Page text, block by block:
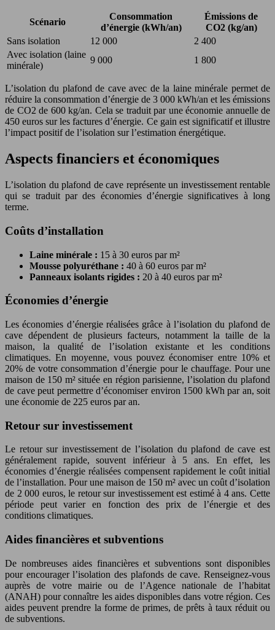
Scénario
Consommation
d’énergie (kWh/an)
Émissions de
CO2 (kg/an)
Sans isolation
12 000
2 400
Avec isolation (laine
minérale)
9 000 1 800
L’isolation du plafond de cave avec de la laine minérale permet de
réduire la consommation d’énergie de 3 000 kWh/an et les émissions
de CO2 de 600 kg/an. Cela se traduit par une économie annuelle de
450 euros sur les factures d’énergie. Ce gain est significatif et illustre
l’impact positif de l’isolation sur l’estimation énergétique.
Aspects financiers et économiques
L’isolation du plafond de cave représente un investissement rentable
qui se traduit par des économies d’énergie significatives à long
terme.
Coûts d’installation
Laine minérale : 15 à 30 euros par m²
Mousse polyuréthane : 40 à 60 euros par m²
Panneaux isolants rigides : 20 à 40 euros par m²
Économies d’énergie
Les économies d’énergie réalisées grâce à l’isolation du plafond de
cave dépendent de plusieurs facteurs, notamment la taille de la
maison, la qualité de l’isolation existante et les conditions
climatiques. En moyenne, vous pouvez économiser entre 10% et
20% de votre consommation d’énergie pour le chauffage. Pour une
maison de 150 m² située en région parisienne, l’isolation du plafond
de cave peut permettre d’économiser environ 1500 kWh par an, soit
une économie de 225 euros par an.
Retour sur investissement
Le retour sur investissement de l’isolation du plafond de cave est
généralement rapide, souvent inférieur à 5 ans. En effet, les
économies d’énergie réalisées compensent rapidement le coût initial
de l’installation. Pour une maison de 150 m² avec un coût d’isolation
de 2 000 euros, le retour sur investissement est estimé à 4 ans. Cette
période peut varier en fonction des prix de l’énergie et des
conditions climatiques.
Aides financières et subventions
De nombreuses aides financières et subventions sont disponibles
pour encourager l’isolation des plafonds de cave. Renseignez-vous
auprès de votre mairie ou de l’Agence nationale de l’habitat
(ANAH) pour connaître les aides disponibles dans votre région. Ces
aides peuvent prendre la forme de primes, de prêts à taux réduit ou
de subventions.